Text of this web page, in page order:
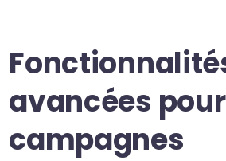
avancées
campagnes